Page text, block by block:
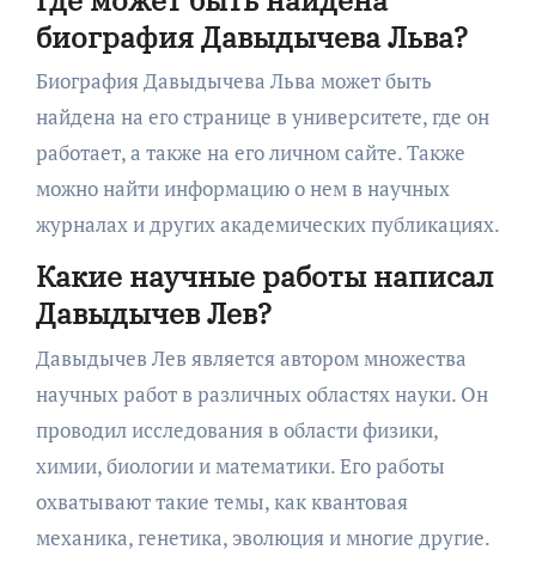
биография Давыдычева Льва?
Биография Давыдычева Льва может быть
найдена на его странице в университете, где он
работает, а также на его личном сайте. Также
можно найти информацию о нем в научных
журналах и других академических публикациях.
Какие научные работы написал
Давыдычев Лев?
Давыдычев Лев является автором множества
научных работ в различных областях науки. Он
проводил исследования в области физики,
химии, биологии и математики. Его работы
охватывают такие темы, как квантовая
механика, генетика, эволюция и многие другие.